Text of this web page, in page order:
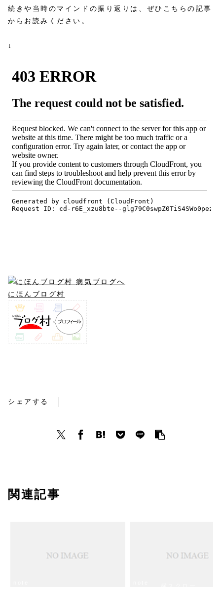
続きや当時のマインドの振り返りは、ぜひこちらの記事
からお読みください。
↓
にほんブログ村
シェアする
関連記事